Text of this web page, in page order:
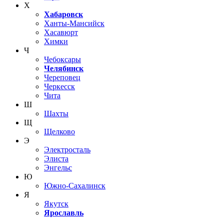
Х
Хабаровск
Ханты-Мансийск
Хасавюрт
Химки
Ч
Чебоксары
Челябинск
Череповец
Черкесск
Чита
Ш
Шахты
Щ
Щелково
Э
Электросталь
Элиста
Энгельс
Ю
Южно-Сахалинск
Я
Якутск
Ярославль